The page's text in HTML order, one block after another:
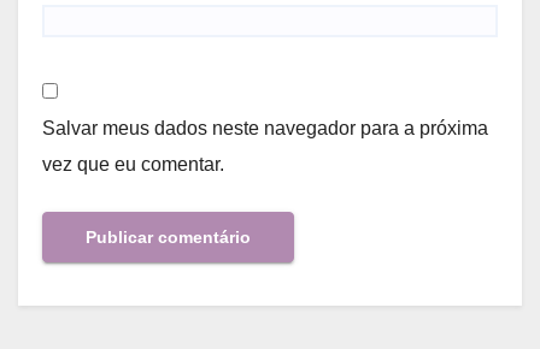
Salvar meus dados neste navegador para a próxima
vez que eu comentar.